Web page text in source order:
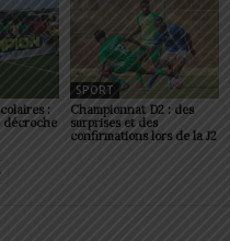
:
décroche
SPORT
Championnat D2 : des
surprises et des
confirmations lors de la J2